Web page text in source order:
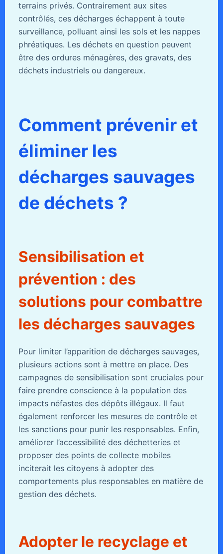
terrains privés. Contrairement aux sites
contrôlés, ces décharges échappent à toute
surveillance, polluant ainsi les sols et les nappes
phréatiques. Les déchets en question peuvent
être des ordures ménagères, des gravats, des
déchets industriels ou dangereux.
Comment prévenir et
éliminer les
décharges sauvages
de déchets ?
Sensibilisation et
prévention : des
solutions pour combattre
les décharges sauvages
Pour limiter l’apparition de décharges sauvages,
plusieurs actions sont à mettre en place. Des
campagnes de sensibilisation sont cruciales pour
faire prendre conscience à la population des
impacts néfastes des dépôts illégaux. Il faut
également renforcer les mesures de contrôle et
les sanctions pour punir les responsables. Enfin,
améliorer l’accessibilité des déchetteries et
proposer des points de collecte mobiles
inciterait les citoyens à adopter des
comportements plus responsables en matière de
gestion des déchets.
Adopter le recyclage et